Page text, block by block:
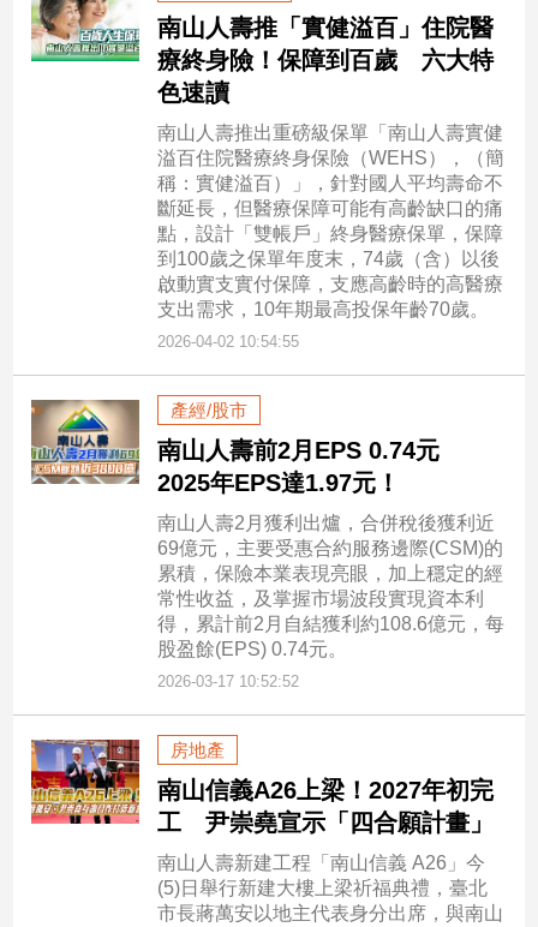
南山人壽推「實健溢百」住院醫
療終身險！保障到百歲 六大特
色速讀
南山人壽推出重磅級保單「南山人壽實健
溢百住院醫療終身保險（WEHS），（簡
稱：實健溢百）」，針對國人平均壽命不
斷延長，但醫療保障可能有高齡缺口的痛
點，設計「雙帳戶」終身醫療保單，保障
到100歲之保單年度末，74歲（含）以後
啟動實支實付保障，支應高齡時的高醫療
支出需求，10年期最高投保年齡70歲。
2026-04-02 10:54:55
產經/股市
南山人壽前2月EPS 0.74元
2025年EPS達1.97元！
南山人壽2月獲利出爐，合併稅後獲利近
69億元，主要受惠合約服務邊際(CSM)的
累積，保險本業表現亮眼，加上穩定的經
常性收益，及掌握市場波段實現資本利
得，累計前2月自結獲利約108.6億元，每
股盈餘(EPS) 0.74元。
2026-03-17 10:52:52
房地產
南山信義A26上梁！2027年初完
工 尹崇堯宣示「四合願計畫」
南山人壽新建工程「南山信義 A26」今
(5)日舉行新建大樓上梁祈福典禮，臺北
市長蔣萬安以地主代表身分出席，與南山